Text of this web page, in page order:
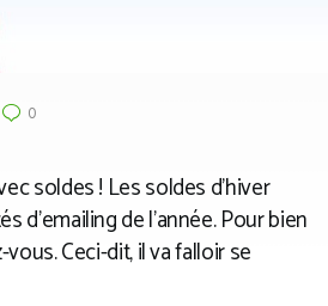
0
soldes ! Les soldes d’hiver
de l’année. Pour bien
Ceci-dit, il va falloir se